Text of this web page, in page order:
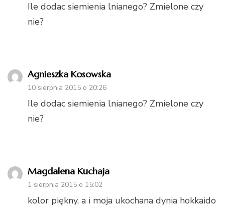
Ile dodac siemienia lnianego? Zmielone czy
nie?
Agnieszka Kosowska
10 sierpnia 2015 o 20:26
Ile dodac siemienia lnianego? Zmielone czy
nie?
Magdalena Kuchaja
1 sierpnia 2015 o 15:02
kolor piękny, a i moja ukochana dynia hokkaido